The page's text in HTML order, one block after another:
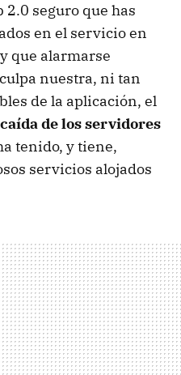
2.0 seguro que has
en el servicio en
que alarmarse
nuestra, ni tan
de la aplicación, el
de los servidores
tenido, y tiene,
servicios alojados